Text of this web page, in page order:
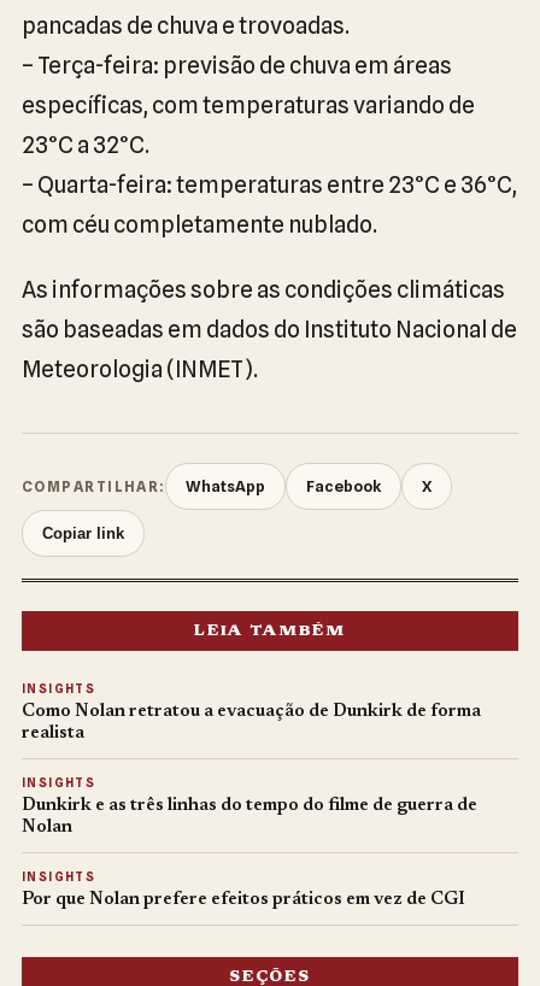
pancadas de chuva e trovoadas.
– Terça-feira: previsão de chuva em áreas
específicas, com temperaturas variando de
23°C a 32°C.
– Quarta-feira: temperaturas entre 23°C e 36°C,
com céu completamente nublado.
As informações sobre as condições climáticas
são baseadas em dados do Instituto Nacional de
Meteorologia (INMET).
COMPARTILHAR: WhatsApp Facebook X
Copiar link
LEIA TAMBÉM
INSIGHTS
Como Nolan retratou a evacuação de Dunkirk de forma
realista
INSIGHTS
Dunkirk e as três linhas do tempo do filme de guerra de
Nolan
INSIGHTS
Por que Nolan prefere efeitos práticos em vez de CGI
SEÇÕES